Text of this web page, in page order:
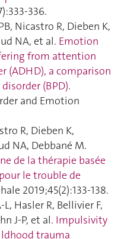
Nicastro R, Dieben K,
NA, et al. Emotion
from attention
(ADHD), a comparison
(BPD).
and Emotion
R, Dieben K,
NA, Debbané M.
de la thérapie basée
le trouble de
2019;45(2):133‑138.
Hasler R, Bellivier F,
J-P, et al. Impulsivity
trauma